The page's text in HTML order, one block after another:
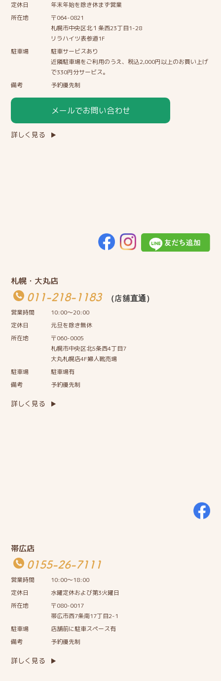
定休日
年末年始を除き休まず営業
所在地
〒064-0821
札幌市中央区北１条西23丁目1-28
リラハイツ表参道1F
駐車場
駐車サービスあり
近隣駐車場をご利用のうえ、税込2,000円以上のお買い上げ
で330円分サービス。
備考
予約優先制
メールでお問い合わせ
詳しく見る
札幌・大丸店
011-218-1183
（店舗直通）
営業時間
10:00〜20:00
定休日
元旦を除き無休
所在地
〒060-0005
札幌市中央区北5条西4丁目7
大丸札幌店4F婦人靴売場
駐車場
駐車場有
備考
予約優先制
詳しく見る
帯広店
0155-26-7111
営業時間
10:00〜18:00
定休日
水曜定休および第3火曜日
所在地
〒080-0017
帯広市西7条南17丁目2-1
駐車場
店舗前に駐車スペース有
備考
予約優先制
詳しく見る